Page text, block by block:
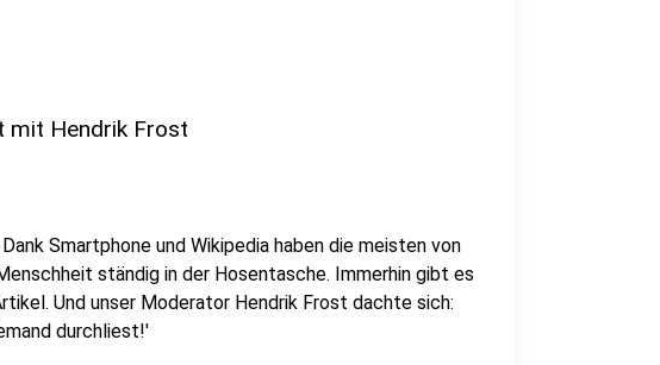
mit Hendrik Frost
Smartphone und Wikipedia haben die meisten von
ständig in der Hosentasche. Immerhin gibt es
Und unser Moderator Hendrik Frost dachte sich:
durchliest!'